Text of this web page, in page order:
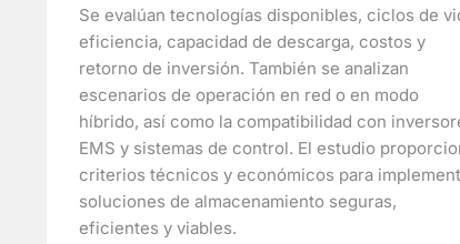
Se evalúan tecnologías disponibles, ciclos de
eficiencia, capacidad de descarga, costos y
retorno de inversión. También se analizan
escenarios de operación en red o en modo
híbrido, así como la compatibilidad con
EMS y sistemas de control. El estudio
criterios técnicos y económicos para
soluciones de almacenamiento seguras,
eficientes y viables.